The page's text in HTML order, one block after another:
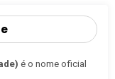
é o nome oficial